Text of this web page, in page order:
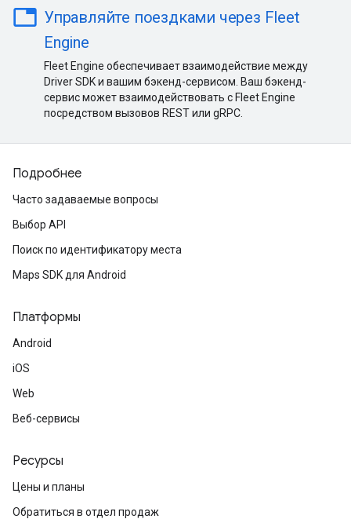
table
Управляйте поездками через Fleet
Engine
Fleet Engine обеспечивает взаимодействие между
Driver SDK и вашим бэкенд-сервисом. Ваш бэкенд-
сервис может взаимодействовать с Fleet Engine
посредством вызовов REST или gRPC.
Подробнее
Часто задаваемые вопросы
Выбор API
Поиск по идентификатору места
Maps SDK для Android
Платформы
Android
iOS
Web
Веб-сервисы
Ресурсы
Цены и планы
Обратиться в отдел продаж